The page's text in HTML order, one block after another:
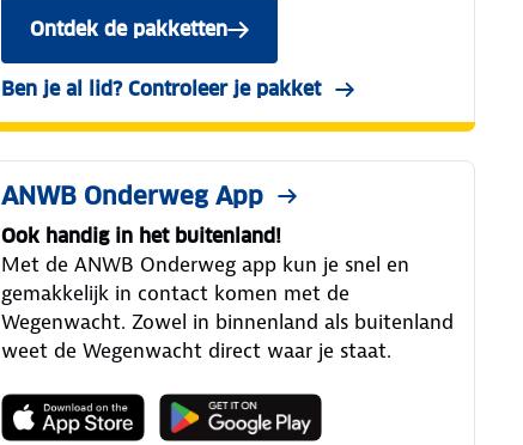
Ontdek de pakkettenmet Wegenwacht Europa Service
Ben je al lid? Controleer je pakketin Mijn ANWB
ANWB Onderweg App
Ook handig in het buitenland!
Met de ANWB Onderweg app kun je snel en
gemakkelijk in contact komen met de
Wegenwacht. Zowel in binnenland als buitenland
weet de Wegenwacht direct waar je staat.